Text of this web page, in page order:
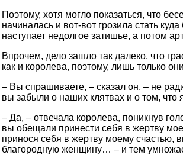
Поэтому, хотя могло показаться, что
начиналась и вот-вот грозила стать
наступает недолгое затишье, а потом
Впрочем, дело зашло так далеко, что
как и королева, поэтому, лишь только
– Вы спрашиваете, – сказал он, – не
вы забыли о наших клятвах и о том, что
– Да, – отвечала королева, поникнув
вы обещали принести себя в жертву
принося себя в жертву моему счастью,
благородную женщину… – и тем